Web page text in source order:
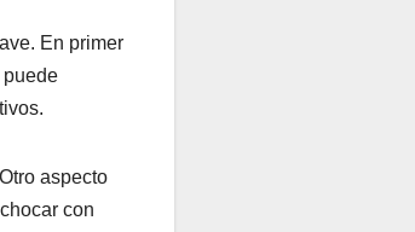
En primer
puede
aspecto
con